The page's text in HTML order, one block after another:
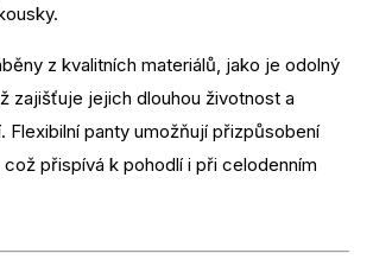
z kvalitních materiálů, jako je odolný
zajišťuje jejich dlouhou životnost a
Flexibilní panty umožňují přizpůsobení
což přispívá k pohodlí i při celodenním